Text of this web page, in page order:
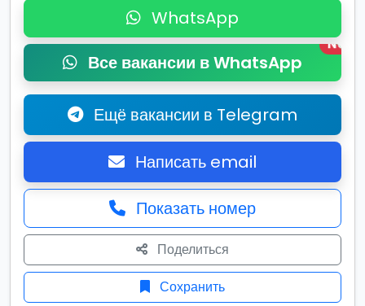
WhatsApp
Все вакансии в WhatsApp
New
Ещё вакансии в Telegram
Написать email
Показать номер
Поделиться
Сохранить